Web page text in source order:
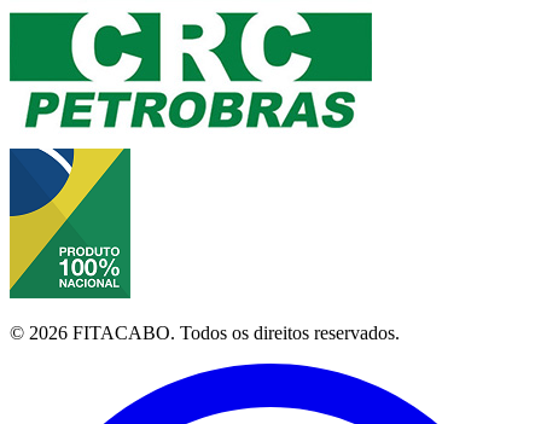
© 2026 FITACABO. Todos os direitos reservados.